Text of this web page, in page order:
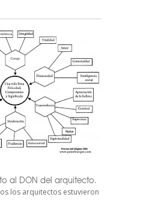
al DON del arquitecto.
los arquitectos estuvieron